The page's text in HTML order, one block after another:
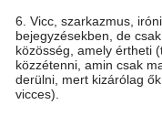
6. Vicc, szarkazmus,
bejegyzésekben, de
közösség, amely értheti
közzétenni, amin csak
derülni, mert kizárólag
vicces).